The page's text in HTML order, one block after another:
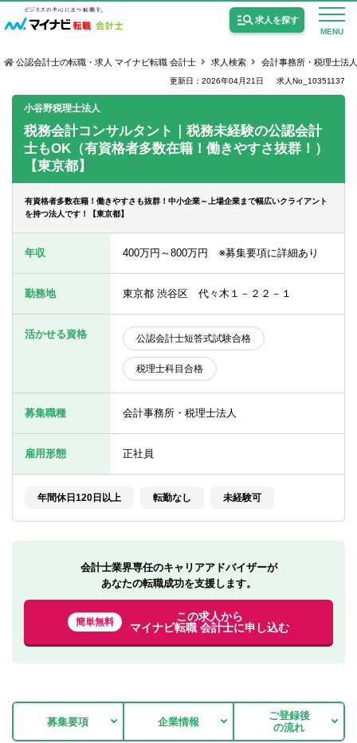
MENU
求人を探す
公認会計士の求人
監査法人の求人
女性会計士の転職
個別転職相談会・セミナー
転職お役立ち情報
転職お役立ち情報
求人情報
公認会計士の転職・求人 マイナビ転職 会計士 求人検索 会計事務所・税理士法
更新日：2026年04月21日 求人No_10351137
小谷野税理士法人
税務会計コンサルタント｜税務未経験の公認会計
士もOK（有資格者多数在籍！働きやすさ抜群！）
【東京都】
有資格者多数在籍！働きやすさも抜群！中小企業～上場企業まで幅広いクライアント
を持つ法人です！【東京都】
年収 400万円～800万円 ※募集要項に詳細あり
勤務地 東京都 渋谷区 代々木１－２２－１
活かせる資格 公認会計士短答式試験合格
税理士科目合格
募集職種 会計事務所・税理士法人
雇用形態 正社員
年間休日120日以上 転勤なし 未経験可
会計士業界専任のキャリアアドバイザーが
あなたの転職成功を支援します。
簡単無料
この求人から
マイナビ転職 会計士に申し込む
募集要項 企業情報
ご登録後
の流れ